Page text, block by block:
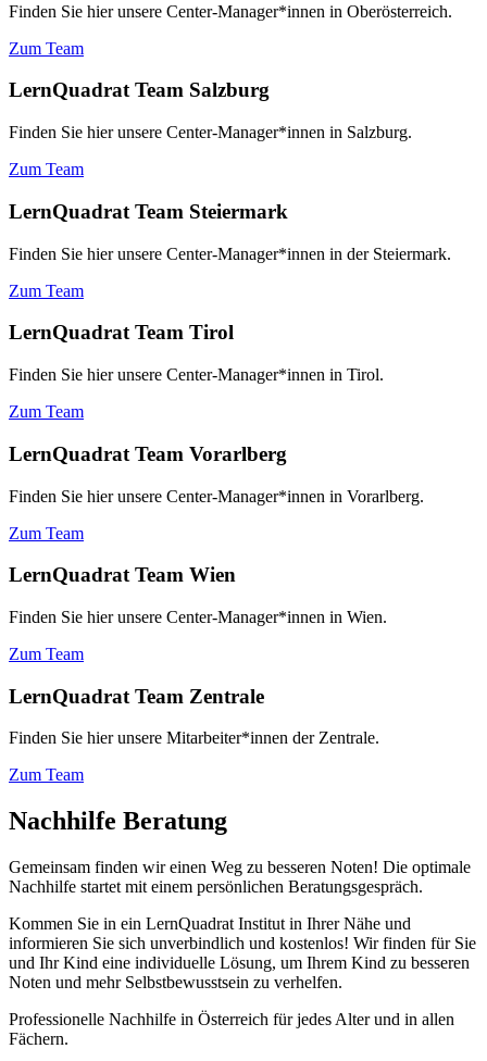
Finden Sie hier unsere Center-Manager*innen in Oberösterreich.
Zum Team
LernQuadrat Team Salzburg
Finden Sie hier unsere Center-Manager*innen in Salzburg.
Zum Team
LernQuadrat Team Steiermark
Finden Sie hier unsere Center-Manager*innen in der Steiermark.
Zum Team
LernQuadrat Team Tirol
Finden Sie hier unsere Center-Manager*innen in Tirol.
Zum Team
LernQuadrat Team Vorarlberg
Finden Sie hier unsere Center-Manager*innen in Vorarlberg.
Zum Team
LernQuadrat Team Wien
Finden Sie hier unsere Center-Manager*innen in Wien.
Zum Team
LernQuadrat Team Zentrale
Finden Sie hier unsere Mitarbeiter*innen der Zentrale.
Zum Team
Nachhilfe Beratung
Gemeinsam finden wir einen Weg zu besseren Noten! Die optimale
Nachhilfe startet mit einem persönlichen Beratungsgespräch.
Kommen Sie in ein LernQuadrat Institut in Ihrer Nähe und
informieren Sie sich unverbindlich und kostenlos! Wir finden für Sie
und Ihr Kind eine individuelle Lösung, um Ihrem Kind zu besseren
Noten und mehr Selbstbewusstsein zu verhelfen.
Professionelle Nachhilfe in Österreich für jedes Alter und in allen
Fächern.